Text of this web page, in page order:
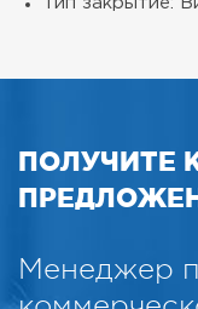
ПОЛУЧИТЕ
Менеджер